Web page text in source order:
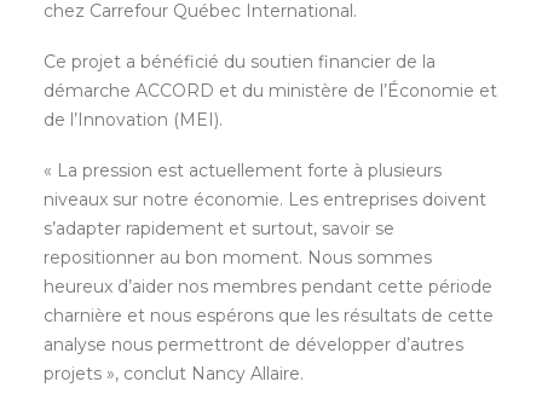
chez Carrefour Québec International.
Ce projet a bénéficié du soutien financier de la
démarche ACCORD et du ministère de l’Économie et
de l’Innovation (MEI).
« La pression est actuellement forte à plusieurs
niveaux sur notre économie. Les entreprises doivent
s’adapter rapidement et surtout, savoir se
repositionner au bon moment. Nous sommes
heureux d’aider nos membres pendant cette période
charnière et nous espérons que les résultats de cette
analyse nous permettront de développer d’autres
projets », conclut Nancy Allaire.